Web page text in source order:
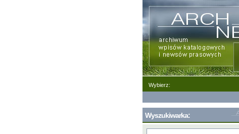
Wybierz:
Wyszukiwarka: